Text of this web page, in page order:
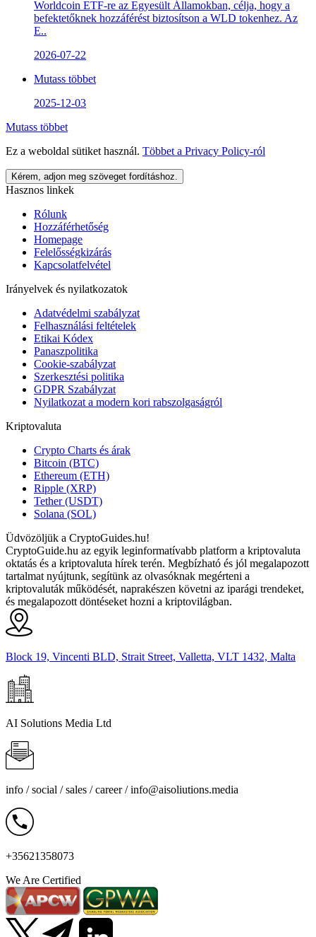
Worldcoin ETF-re az Egyesült Államokban, célja, hogy a
befektetőknek hozzáférést biztosítson a WLD tokenhez. Az
E..
2026-07-22
Mutass többet
2025-12-03
Mutass többet
Ez a weboldal sütiket használ. Többet a Privacy Policy-ról
Kérem, adjon meg szöveget fordításhoz.
Hasznos linkek
Rólunk
Hozzáférhetőség
Homepage
Felelősségkizárás
Kapcsolatfelvétel
Irányelvek és nyilatkozatok
Adatvédelmi szabályzat
Felhasználási feltételek
Etikai Kódex
Panaszpolitika
Cookie-szabályzat
Szerkesztési politika
GDPR Szabályzat
Nyilatkozat a modern kori rabszolgaságról
Kriptovaluta
Crypto Charts és árak
Bitcoin (BTC)
Ethereum (ETH)
Ripple (XRP)
Tether (USDT)
Solana (SOL)
Üdvözöljük a CryptoGuides.hu!
CryptoGuide.hu az egyik leginformatívabb platform a kriptovaluta
oktatás és a kriptovaluta hírek terén. Megbízható és jól megalapozott
tartalmat nyújtunk, segítünk az olvasóknak megérteni a
kriptovaluták működését, naprakészen követni az iparági trendeket,
és megalapozott döntéseket hozni a kriptovilágban.
Block 19, Vincenti BLD, Strait Street, Valletta, VLT 1432, Malta
AI Solutions Media Ltd
info / social / sales / career /info@aisoliutions.media
+35621358073
We Are Certified